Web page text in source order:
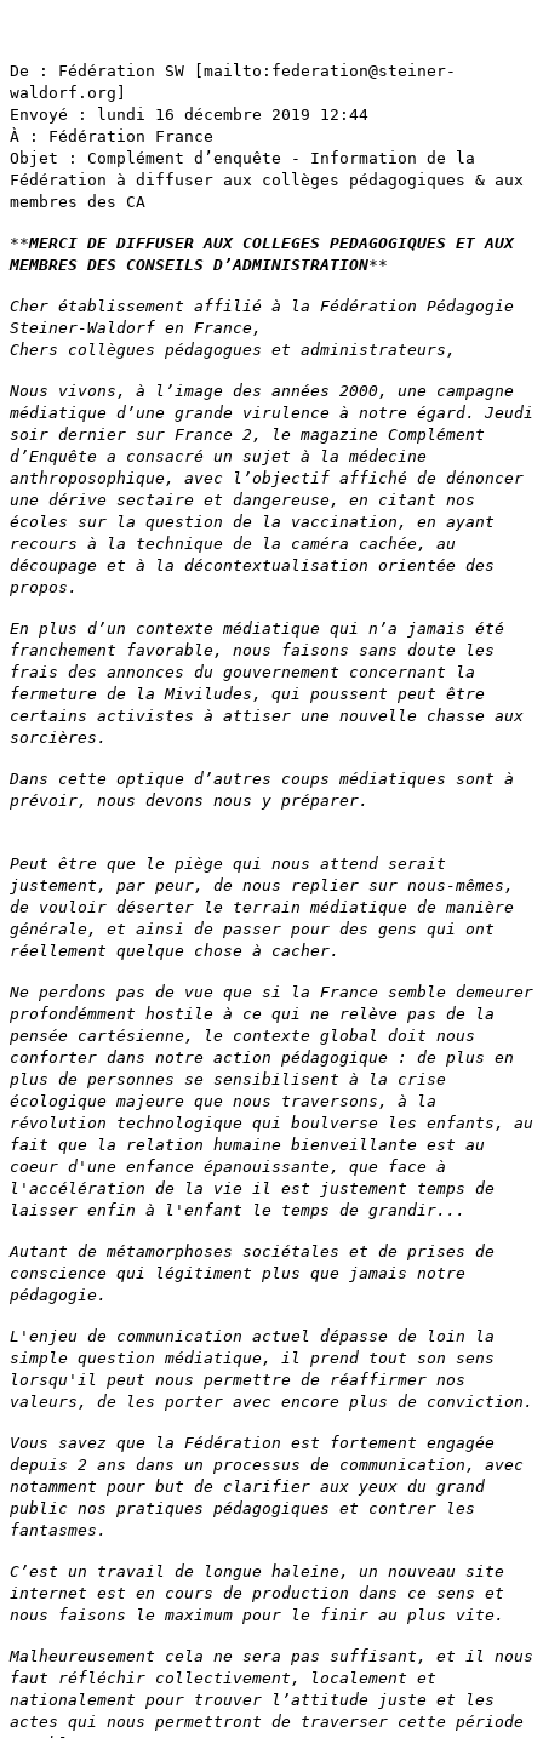
De : Fédération SW [mailto:federation@steiner-
waldorf.org]
Envoyé : lundi 16 décembre 2019 12:44
À : Fédération France
Objet : Complément d’enquête - Information de la
Fédération à diffuser aux collèges pédagogiques & aux
membres des CA
**MERCI DE DIFFUSER AUX COLLEGES PEDAGOGIQUES ET AUX
MEMBRES DES CONSEILS D’ADMINISTRATION**
Cher établissement affilié à la Fédération Pédagogie
Steiner-Waldorf en France,
Chers collègues pédagogues et administrateurs,
Nous vivons, à l’image des années 2000, une campagne
médiatique d’une grande virulence à notre égard. Jeudi
soir dernier sur France 2, le magazine Complément
d’Enquête a consacré un sujet à la médecine
anthroposophique, avec l’objectif affiché de dénoncer
une dérive sectaire et dangereuse, en citant nos
écoles sur la question de la vaccination, en ayant
recours à la technique de la caméra cachée, au
découpage et à la décontextualisation orientée des
propos.
En plus d’un contexte médiatique qui n’a jamais été
franchement favorable, nous faisons sans doute les
frais des annonces du gouvernement concernant la
fermeture de la Miviludes, qui poussent peut être
certains activistes à attiser une nouvelle chasse aux
sorcières.
Dans cette optique d’autres coups médiatiques sont à
prévoir, nous devons nous y préparer.
Peut être que le piège qui nous attend serait
justement, par peur, de nous replier sur nous-mêmes,
de vouloir déserter le terrain médiatique de manière
générale, et ainsi de passer pour des gens qui ont
réellement quelque chose à cacher.
Ne perdons pas de vue que si la France semble demeurer
profondémment hostile à ce qui ne relève pas de la
pensée cartésienne, le contexte global doit nous
conforter dans notre action pédagogique : de plus en
plus de personnes se sensibilisent à la crise
écologique majeure que nous traversons, à la
révolution technologique qui boulverse les enfants, au
fait que la relation humaine bienveillante est au
coeur d'une enfance épanouissante, que face à
l'accélération de la vie il est justement temps de
laisser enfin à l'enfant le temps de grandir...
Autant de métamorphoses sociétales et de prises de
conscience qui légitiment plus que jamais notre
pédagogie.
L'enjeu de communication actuel dépasse de loin la
simple question médiatique, il prend tout son sens
lorsqu'il peut nous permettre de réaffirmer nos
valeurs, de les porter avec encore plus de conviction.
Vous savez que la Fédération est fortement engagée
depuis 2 ans dans un processus de communication, avec
notamment pour but de clarifier aux yeux du grand
public nos pratiques pédagogiques et contrer les
fantasmes.
C’est un travail de longue haleine, un nouveau site
internet est en cours de production dans ce sens et
nous faisons le maximum pour le finir au plus vite.
Malheureusement cela ne sera pas suffisant, et il nous
faut réfléchir collectivement, localement et
nationalement pour trouver l’attitude juste et les
actes qui nous permettront de traverser cette période